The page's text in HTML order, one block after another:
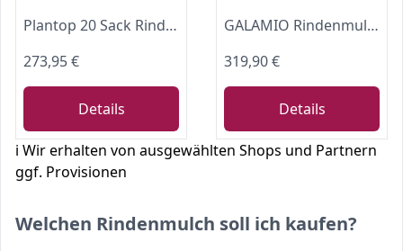
Plantop 20 Sack Rindenmulch á 70 Liter = 1400 Liter Mulch in Gärtnerqualität
273,95 €
Details
GALAMIO Rindenmulch Kiefer Mix 5-60 mm - 2340L (39 x 60L) - unbehandelter, natürlicher Bodenschutz
319,90 €
Details
ℹ️ Wir erhalten von ausgewählten Shops und Partnern
ggf. Provisionen
Welchen Rindenmulch soll ich kaufen?